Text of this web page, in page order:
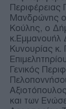
Περιφέρειας
Μανδρώνης ο
Κούλης, ο
κ.Εμμανουήλ
Κυνουρίας
Γενικός
και των